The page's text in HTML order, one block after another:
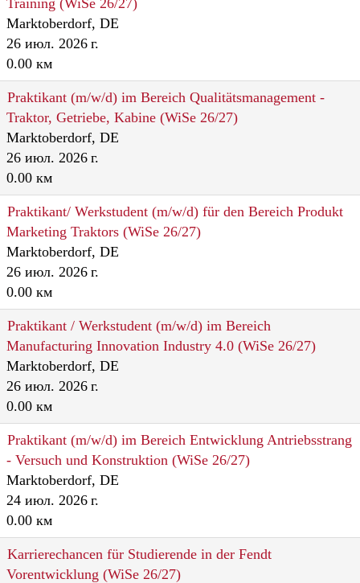
Training (WiSe 26/27)
Marktoberdorf, DE
26 июл. 2026 г.
0.00 км
Praktikant (m/w/d) im Bereich Qualitätsmanagement -
Traktor, Getriebe, Kabine (WiSe 26/27)
Marktoberdorf, DE
26 июл. 2026 г.
0.00 км
Praktikant/ Werkstudent (m/w/d) für den Bereich Produkt
Marketing Traktors (WiSe 26/27)
Marktoberdorf, DE
26 июл. 2026 г.
0.00 км
Praktikant / Werkstudent (m/w/d) im Bereich
Manufacturing Innovation Industry 4.0 (WiSe 26/27)
Marktoberdorf, DE
26 июл. 2026 г.
0.00 км
Praktikant (m/w/d) im Bereich Entwicklung Antriebsstrang
- Versuch und Konstruktion (WiSe 26/27)
Marktoberdorf, DE
24 июл. 2026 г.
0.00 км
Karrierechancen für Studierende in der Fendt
Vorentwicklung (WiSe 26/27)